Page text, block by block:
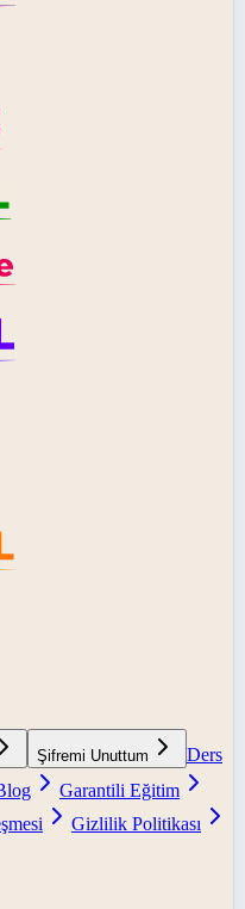
Şifremi Unuttum
Ders
Garantili Eğitim
Gizlilik Politikası